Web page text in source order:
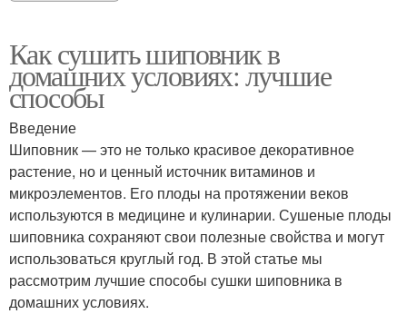
Как сушить шиповник в
домашних условиях: лучшие
способы
Введение
Шиповник — это не только красивое декоративное
растение, но и ценный источник витаминов и
микроэлементов. Его плоды на протяжении веков
используются в медицине и кулинарии. Сушеные плоды
шиповника сохраняют свои полезные свойства и могут
использоваться круглый год. В этой статье мы
рассмотрим лучшие способы сушки шиповника в
домашних условиях.